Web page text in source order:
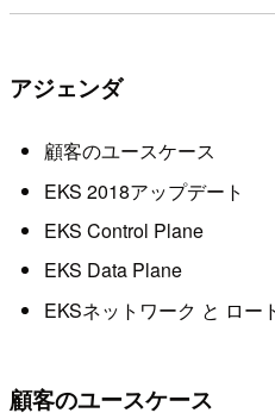
アジェンダ
顧客のユースケース
EKS 2018アップデート
EKS Control Plane
EKS Data Plane
EKSネットワーク と ロー
顧客のユースケース